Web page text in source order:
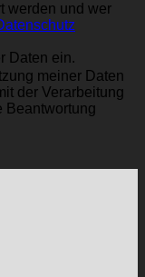
werden und wer
Daten ein.
meiner Daten
der Verarbeitung
Beantwortung